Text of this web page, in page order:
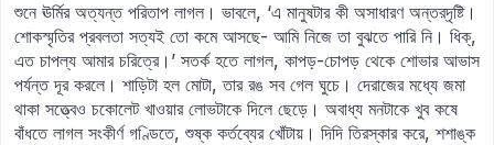
শুনে ঊর্মির অত্যন্ত পরিতাপ লাগল। ভাবলে, ‘এ মানুষটার কী অসাধারণ অন্তর্‌দৃষ্টি।
শোকস্মৃতির প্রবলতা সত্যই তো কমে আসছে- আমি নিজে তা বুঝতে পারি নি। ধিক্‌,
এত চাপল্য আমার চরিত্রে।’ সতর্ক হতে লাগল, কাপড়-চোপড় থেকে শোভার আভাস
পর্যন্ত দূর করলে। শাড়িটা হল মোটা, তার রঙ সব গেল ঘুচে। দেরাজের মধ্যে জমা
থাকা সত্ত্বেও চকোলেট খাওয়ার লোভটাকে দিলে ছেড়ে। অবাধ্য মনটাকে খুব কষে
বাঁধতে লাগল সংকীর্ণ গণ্ডিতে, শুষ্ক কর্তব্যের খোঁটায়। দিদি তিরস্কার করে, শশাঙ্ক